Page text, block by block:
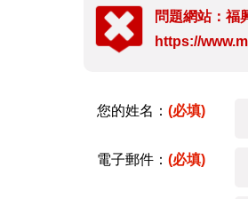
問題網站：福
https://
您的姓名：(必填)
電子郵件：(必填)